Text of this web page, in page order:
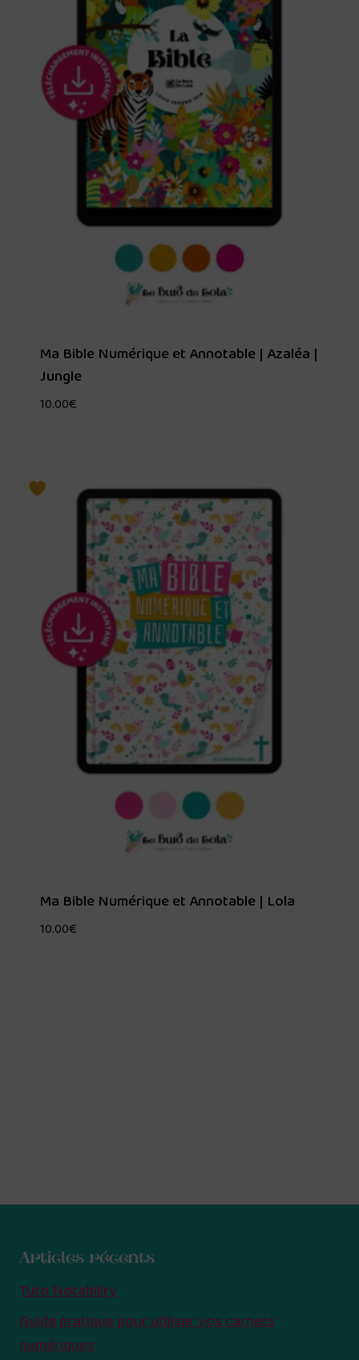
Ma Bible Numérique et Annotable | Azaléa |
Jungle
10.00€
Ma Bible Numérique et Annotable | Lola
10.00€
Articles récents
Tuto Notability
Guide pratique pour utiliser vos carnets
numériques